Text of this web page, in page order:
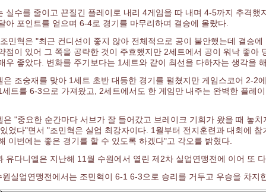
실수를 줄이고 끈질긴 플레이로 내리 4게임을 따 내며 4-5까지 추격했
아 포인트를 얻으며 6-4로 경기를 마무리하며 결승에 올랐다.
민혁은 "최근 컨디션이 좋지 않아 전체적으로 공이 불안했는데 결승
점이 있어 그 쪽을 공략한 것이 주효했지만 2세트에서 공이 워낙 좋아
우 좋았다. 변화를 주기보다는 1세트와 같이 최선을 다하자는 생각을
은 조숭재를 맞아 1세트 초반 대등한 경기를 펼쳤지만 게임스코어 2-2
세트를 6-3으로 가져왔고, 2세트에서도 한 게임만 내주는 완벽한 플레
은 "중요한 순간마다 서브가 잘 들어갔고 브레이크 기회가 왔을 때 놓
었다"면서 "조민혁은 실업 최강자이다. 1월부터 전지훈련과 대회에
이번에는 좋은 경기를 할 수 있도록 하겠다"고 각오를 밝혔다.
유다니엘은 지난해 11월 수원에서 열린 제2차 실업연맹전에 이어 또
원실업연맹전에서는 조민혁이 6-1 6-3으로 승리를 거두고 우승을 차지